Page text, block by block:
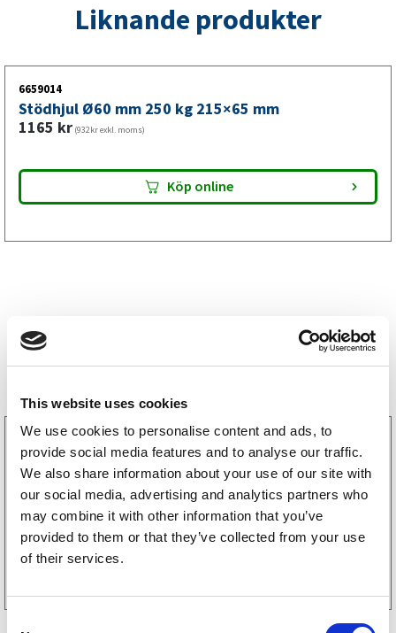
This website uses cookies
We use cookies to personalise content and ads, to
provide social media features and to analyse our traffic.
We also share information about your use of our site with
our social media, advertising and analytics partners who
may combine it with other information that you’ve
provided to them or that they’ve collected from your use
of their services.
Liknande produkter
6659014
Stödhjul Ø60 mm 250 kg 215×65 mm
1165 kr (932kr exkl. moms)
Köp online
Storsäljare
3160052
LGF Skylt Självhäftande
238kr(190kr exkl. moms)